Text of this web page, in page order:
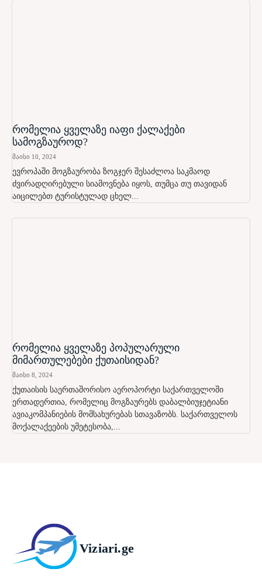
რომელია ყველაზე იაფი ქალაქები
სამოგზაუროდ?
მაისი 10, 2024
ევროპაში მოგზაურობა ზოგჯერ შესაძლოა საკმაოდ
ძვირადღირებული სიამოვნება იყოს, თუმცა თუ თავიდან
აიცილებთ ტურისტულად ცხელ...
რომელია ყველაზე პოპულარული
მიმართულებები ქუთაისიდან?
მაისი 8, 2024
ქუთაისის საერთაშორისო აეროპორტი საქართველოში
ერთადერთია, რომელიც მოგზაურებს დაბალბიუჯეტიანი
ავიაკომპანიების მომსახურებას სთავაზობს. საქართველოს
მოქალაქეების უმეტესობა,...
Viziari.ge